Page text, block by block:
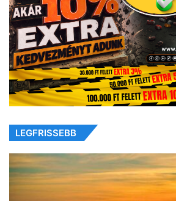
LEGFRISSEBB